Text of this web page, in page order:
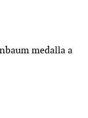
medalla a